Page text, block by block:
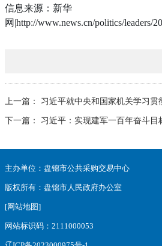
信息来源：新华
网|http://www.news.cn/politics/leaders/
上一篇：
习近平就中央和国家机关学习贯彻党的二十届三中全会
下一篇：
习近平：实现建军一百年奋斗目标，
主办单位：盘锦市公共采购交易中心
版权所有：盘锦市人民政府办公室
[网站地图]
网站标识码：2111000053